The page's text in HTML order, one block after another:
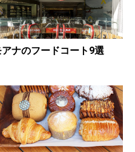
ナのフードコート9選